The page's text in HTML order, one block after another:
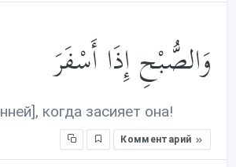
وَالصُّبْحِ إِذَا أَسْفَرَ
когда засияет она!
Комментарий